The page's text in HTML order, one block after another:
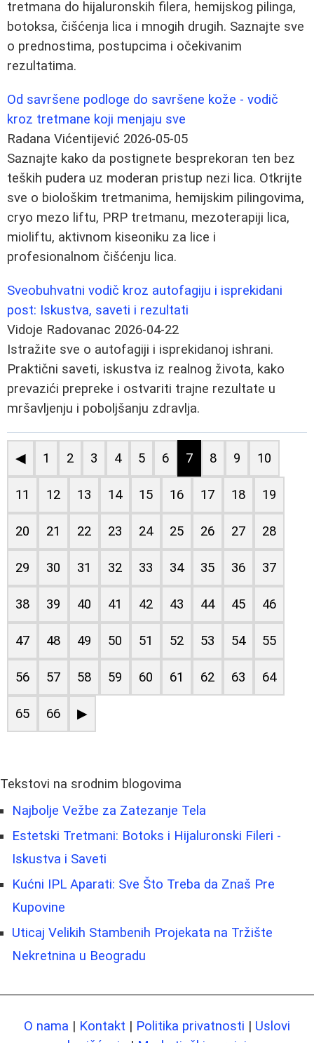
tretmana do hijaluronskih filera, hemijskog pilinga,
botoksa, čišćenja lica i mnogih drugih. Saznajte sve
o prednostima, postupcima i očekivanim
rezultatima.
Od savršene podloge do savršene kože - vodič
kroz tretmane koji menjaju sve
Radana Vićentijević 2026-05-05
Saznajte kako da postignete besprekoran ten bez
teških pudera uz moderan pristup nezi lica. Otkrijte
sve o biološkim tretmanima, hemijskim pilingovima,
cryo mezo liftu, PRP tretmanu, mezoterapiji lica,
mioliftu, aktivnom kiseoniku za lice i
profesionalnom čišćenju lica.
Sveobuhvatni vodič kroz autofagiju i isprekidani
post: Iskustva, saveti i rezultati
Vidoje Radovanac 2026-04-22
Istražite sve o autofagiji i isprekidanoj ishrani.
Praktični saveti, iskustva iz realnog života, kako
prevazići prepreke i ostvariti trajne rezultate u
mršavljenju i poboljšanju zdravlja.
◀ 1 2 3 4 5 6 7 8 9 10
11 12 13 14 15 16 17 18 19
20 21 22 23 24 25 26 27 28
29 30 31 32 33 34 35 36 37
38 39 40 41 42 43 44 45 46
47 48 49 50 51 52 53 54 55
56 57 58 59 60 61 62 63 64
65 66 ▶
Tekstovi na srodnim blogovima
Najbolje Vežbe za Zatezanje Tela
Estetski Tretmani: Botoks i Hijaluronski Fileri -
Iskustva i Saveti
Kućni IPL Aparati: Sve Što Treba da Znaš Pre
Kupovine
Uticaj Velikih Stambenih Projekata na Tržište
Nekretnina u Beogradu
O nama | Kontakt | Politika privatnosti | Uslovi